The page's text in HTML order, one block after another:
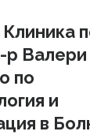
Валери
по
и
в